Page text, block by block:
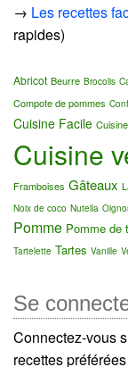
→ Les recettes
rapides)
Abricot Beurre Brocolis
Compote de pommes
Cuisine Facile
Cuisine
Framboises Gâteaux
Noix de coco Nutella
Pomme Pomme de
Tartelette Tartes Vanille
Se
Connectez-vous
recettes